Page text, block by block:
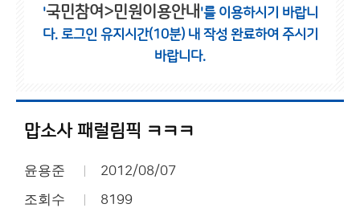
'국민참여>민원이용안내 '를 이용하시기 바랍니
다. 로그인 유지시간(10분) 내 작성 완료하여 주시기
바랍니다.
맙소사 패럴림픽 ㅋㅋㅋ
윤용준 2012/08/07
조회수 8199